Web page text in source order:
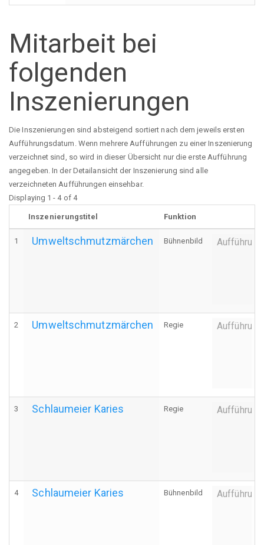
Mitarbeit bei
folgenden
Inszenierungen
Die Inszenierungen sind absteigend sortiert nach dem jeweils ersten
Aufführungsdatum. Wenn mehrere Aufführungen zu einer Inszenierung
verzeichnet sind, so wird in dieser Übersicht nur die erste Aufführung
angegeben. In der Detailansicht der Inszenierung sind alle
verzeichneten Aufführungen einsehbar.
Displaying 1 - 4 of 4
Inszenierungstitel Funktion
1 Umweltschmutzmärchen Bühnenbild Aufführung
2 Umweltschmutzmärchen Regie Aufführung
3 Schlaumeier Karies Regie Aufführung
4 Schlaumeier Karies Bühnenbild Aufführung